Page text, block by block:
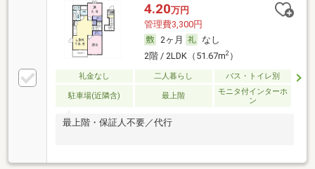
4.20万円
管理費3,300円
2ヶ月
なし
2階 / 2LDK（51.67m2）
礼金なし 二人暮らし バス・トイレ別
駐車場(近隣含) 最上階
モニタ付インターホ
ン
最上階・保証人不要／代行